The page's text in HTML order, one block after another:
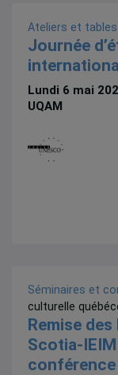
Ateliers et
Journée
Lundi 6 mai
UQAM
Séminaires et
culturelle
Remise
Scotia-